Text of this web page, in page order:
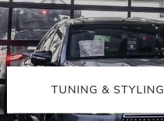
TUNING & STYLING